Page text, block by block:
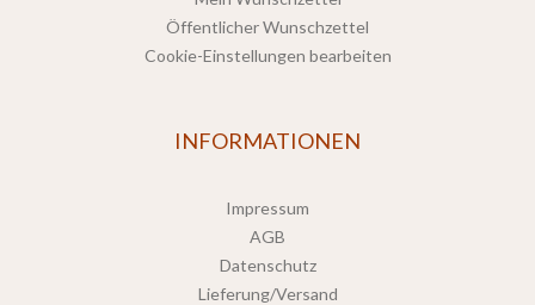
Öffentlicher Wunschzettel
Cookie-Einstellungen bearbeiten
INFORMATIONEN
Impressum
AGB
Datenschutz
Lieferung/Versand